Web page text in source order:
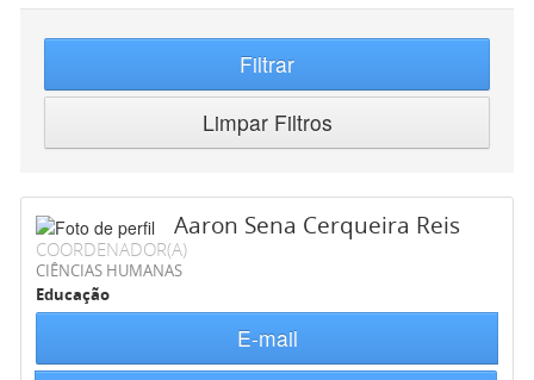
Filtrar
Limpar Filtros
Aaron Sena Cerqueira Reis
COORDENADOR(A)
CIÊNCIAS HUMANAS
Educação
E-mail